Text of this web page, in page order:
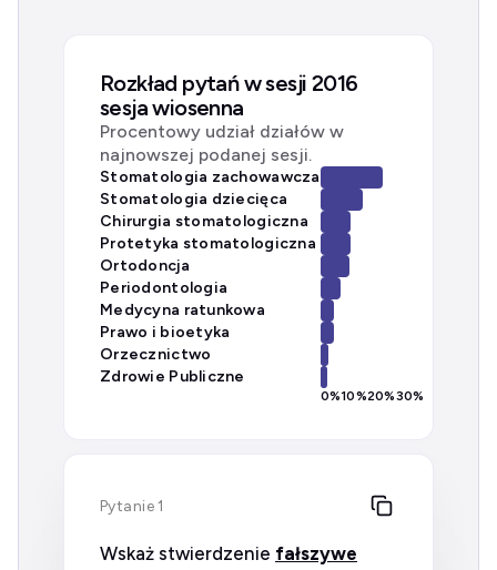
Rozkład pytań w sesji 2016
sesja wiosenna
Procentowy udział działów w
najnowszej podanej sesji.
Stomatologia zachowawcza
Stomatologia dziecięca
Chirurgia stomatologiczna
Protetyka stomatologiczna
Ortodoncja
Periodontologia
Medycyna ratunkowa
Prawo i bioetyka
Orzecznictwo
Zdrowie Publiczne
0%10%20%30%
Pytanie 1
Wskaż stwierdzenie fałszywe